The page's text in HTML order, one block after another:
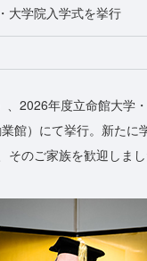
大学院入学式を挙行
2026年度立命館大学
館）にて挙行。新たに
のご家族を歓迎しまし